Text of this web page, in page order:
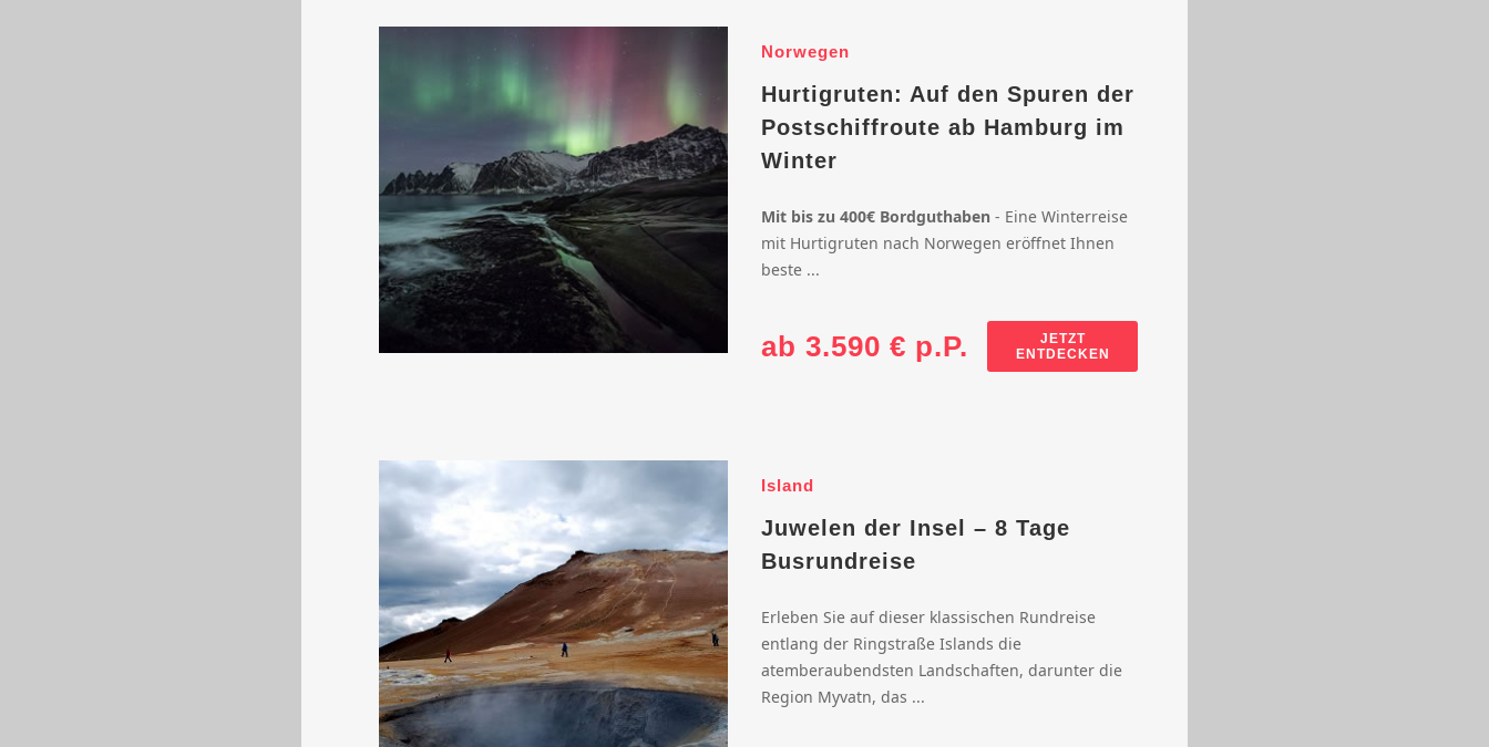
Norwegen
Hurtigruten: Auf den Spuren der
Postschiffroute ab Hamburg im
Winter
Mit bis zu 400€ Bordguthaben - Eine Winterreise
mit Hurtigruten nach Norwegen eröffnet Ihnen
beste ...
ab 3.590 € p.P.
JETZT
ENTDECKEN
Island
Juwelen der Insel – 8 Tage
Busrundreise
Erleben Sie auf dieser klassischen Rundreise
entlang der Ringstraße Islands die
atemberaubendsten Landschaften, darunter die
Region Myvatn, das ...